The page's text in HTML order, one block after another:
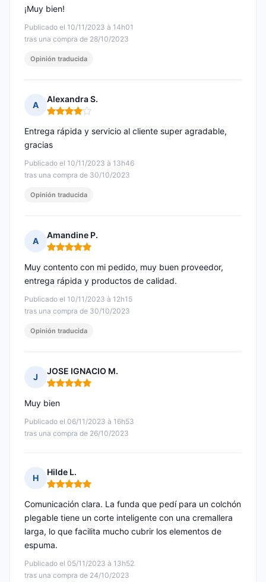
Publicado el 10/11/2023 à 14h01
tras una compra de 28/10/2023
¡Muy bien!
Opinión traducida
A
Alexandra S.
Nota: 4 de 5
Publicado el 10/11/2023 à 13h46
tras una compra de 30/10/2023
Entrega rápida y servicio al cliente super agradable,
gracias
Opinión traducida
A
Amandine P.
Nota: 5 de 5
Publicado el 10/11/2023 à 12h15
tras una compra de 30/10/2023
Muy contento con mi pedido, muy buen proveedor,
entrega rápida y productos de calidad.
Opinión traducida
J
JOSE IGNACIO M.
Nota: 5 de 5
Publicado el 06/11/2023 à 16h53
tras una compra de 26/10/2023
Muy bien
H
Hilde L.
Nota: 5 de 5
Publicado el 05/11/2023 à 13h52
tras una compra de 24/10/2023
Comunicación clara. La funda que pedí para un colchón
plegable tiene un corte inteligente con una cremallera
larga, lo que facilita mucho cubrir los elementos de
espuma.